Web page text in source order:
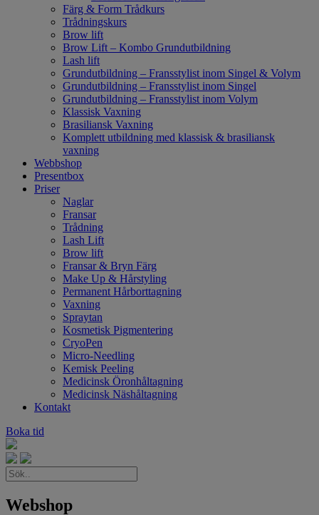
Färg & Form Trådkurs
Trådningskurs
Brow lift
Brow Lift – Kombo Grundutbildning
Lash lift
Grundutbildning – Fransstylist inom Singel & Volym
Grundutbildning – Fransstylist inom Singel
Grundutbildning – Fransstylist inom Volym
Klassisk Vaxning
Brasiliansk Vaxning
Komplett utbildning med klassisk & brasiliansk
vaxning
Webbshop
Presentbox
Priser
Naglar
Fransar
Trådning
Lash Lift
Brow lift
Fransar & Bryn Färg
Make Up & Hårstyling
Permanent Hårborttagning
Vaxning
Spraytan
Kosmetisk Pigmentering
CryoPen
Micro-Needling
Kemisk Peeling
Medicinsk Öronhåltagning
Medicinsk Näshåltagning
Kontakt
Boka tid
Webshop